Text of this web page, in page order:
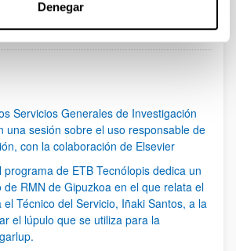
Denegar
Servicios Generales de Investigación
una sesión sobre el uso responsable de
con la colaboración de Elsevier
programa de ETB Tecnólopis dedica un
de RMN de Gipuzkoa en el que relata el
Técnico del Servicio, Iñaki Santos, a la
el lúpulo que se utiliza para la